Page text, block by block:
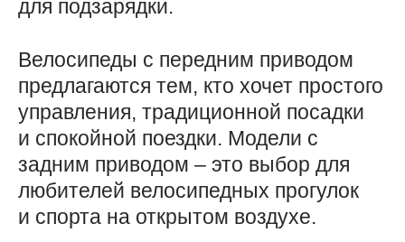
для подзарядки.
Велосипеды с передним приводом
предлагаются тем, кто хочет простого
управления, традиционной посадки
и спокойной поездки. Модели с
задним приводом – это выбор для
любителей велосипедных прогулок
и спорта на открытом воздухе.